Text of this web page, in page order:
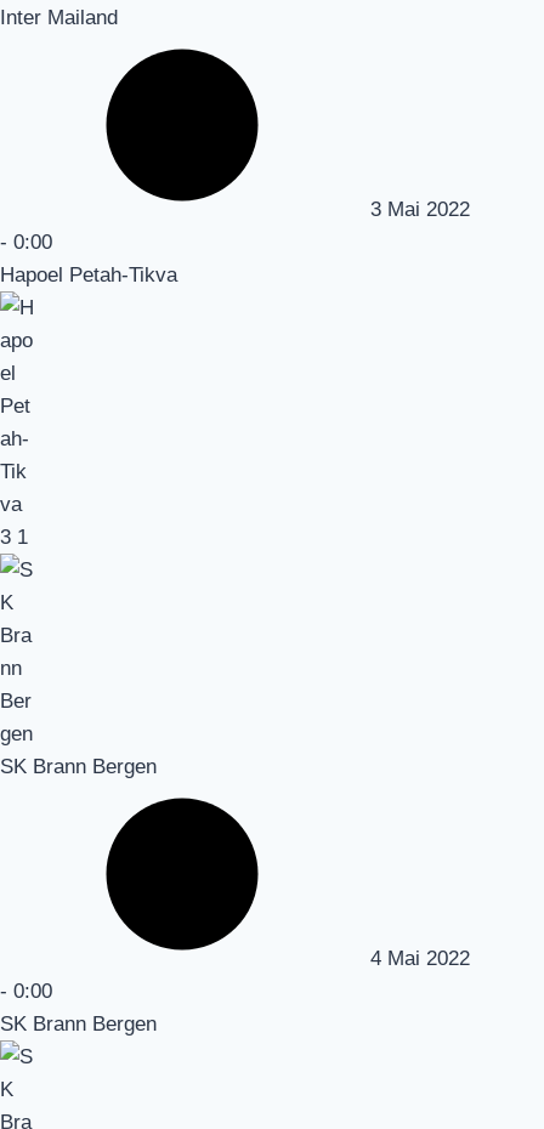
Inter Mailand
3 Mai 2022
- 0:00
Hapoel Petah-Tikva
3 1
SK Brann Bergen
4 Mai 2022
- 0:00
SK Brann Bergen